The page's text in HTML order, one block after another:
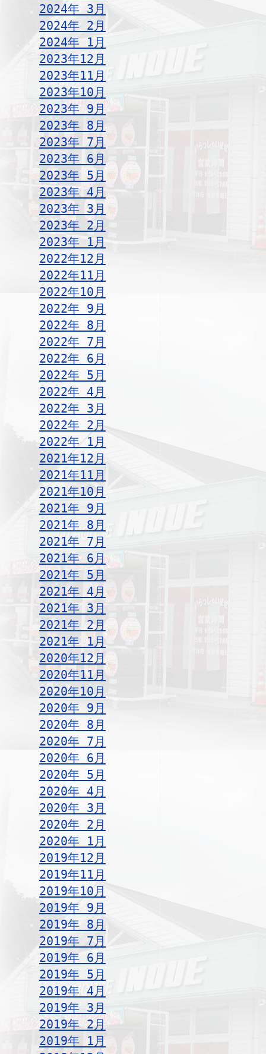
2024年 3月
2024年 2月
2024年 1月
2023年12月
2023年11月
2023年10月
2023年 9月
2023年 8月
2023年 7月
2023年 6月
2023年 5月
2023年 4月
2023年 3月
2023年 2月
2023年 1月
2022年12月
2022年11月
2022年10月
2022年 9月
2022年 8月
2022年 7月
2022年 6月
2022年 5月
2022年 4月
2022年 3月
2022年 2月
2022年 1月
2021年12月
2021年11月
2021年10月
2021年 9月
2021年 8月
2021年 7月
2021年 6月
2021年 5月
2021年 4月
2021年 3月
2021年 2月
2021年 1月
2020年12月
2020年11月
2020年10月
2020年 9月
2020年 8月
2020年 7月
2020年 6月
2020年 5月
2020年 4月
2020年 3月
2020年 2月
2020年 1月
2019年12月
2019年11月
2019年10月
2019年 9月
2019年 8月
2019年 7月
2019年 6月
2019年 5月
2019年 4月
2019年 3月
2019年 2月
2019年 1月